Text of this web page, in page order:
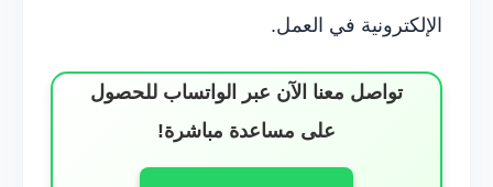
الإلكترونية في العمل.
تواصل معنا الآن عبر الواتساب للحصول
على مساعدة مباشرة!